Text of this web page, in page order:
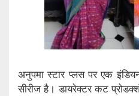
अनुपमा स्टार प्लस पर एक
सीरीज है। डायरेक्टर कट